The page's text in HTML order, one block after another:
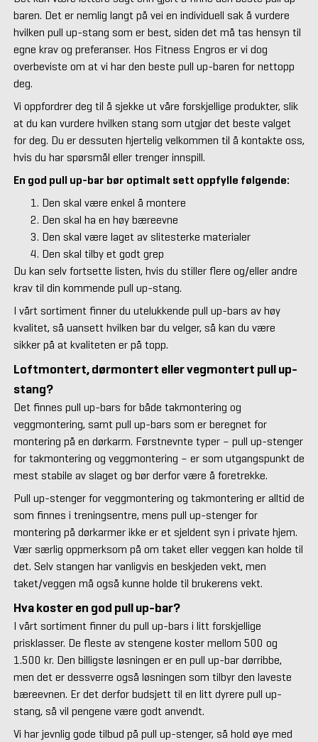
baren. Det er nemlig langt på vei en individuell sak å vurdere
hvilken pull up-stang som er best, siden det må tas hensyn til
egne krav og preferanser. Hos Fitness Engros er vi dog
overbeviste om at vi har den beste pull up-baren for nettopp
deg.
Vi oppfordrer deg til å sjekke ut våre forskjellige produkter, slik
at du kan vurdere hvilken stang som utgjør det beste valget
for deg. Du er dessuten hjertelig velkommen til å kontakte oss,
hvis du har spørsmål eller trenger innspill.
En god pull up-bar bør optimalt sett oppfylle følgende:
Den skal være enkel å montere
Den skal ha en høy bæreevne
Den skal være laget av slitesterke materialer
Den skal tilby et godt grep
Du kan selv fortsette listen, hvis du stiller flere og/eller andre
krav til din kommende pull up-stang.
I vårt sortiment finner du utelukkende pull up-bars av høy
kvalitet, så uansett hvilken bar du velger, så kan du være
sikker på at kvaliteten er på topp.
Loftmontert, dørmontert eller vegmontert pull up-
stang?
Det finnes pull up-bars for både takmontering og
veggmontering, samt pull up-bars som er beregnet for
montering på en dørkarm. Førstnevnte typer – pull up-stenger
for takmontering og veggmontering – er som utgangspunkt de
mest stabile av slaget og bør derfor være å foretrekke.
Pull up-stenger for veggmontering og takmontering er alltid de
som finnes i treningsentre, mens pull up-stenger for
montering på dørkarmer ikke er et sjeldent syn i private hjem.
Vær særlig oppmerksom på om taket eller veggen kan holde til
det. Selv stangen har vanligvis en beskjeden vekt, men
taket/veggen må også kunne holde til brukerens vekt.
Hva koster en god pull up-bar?
I vårt sortiment finner du pull up-bars i litt forskjellige
prisklasser. De fleste av stengene koster mellom 500 og
1.500 kr. Den billigste løsningen er en pull up-bar dørribbe,
men det er dessverre også løsningen som tilbyr den laveste
bæreevnen. Er det derfor budsjett til en litt dyrere pull up-
stang, så vil pengene være godt anvendt.
Vi har jevnlig gode tilbud på pull up-stenger, så hold øye med